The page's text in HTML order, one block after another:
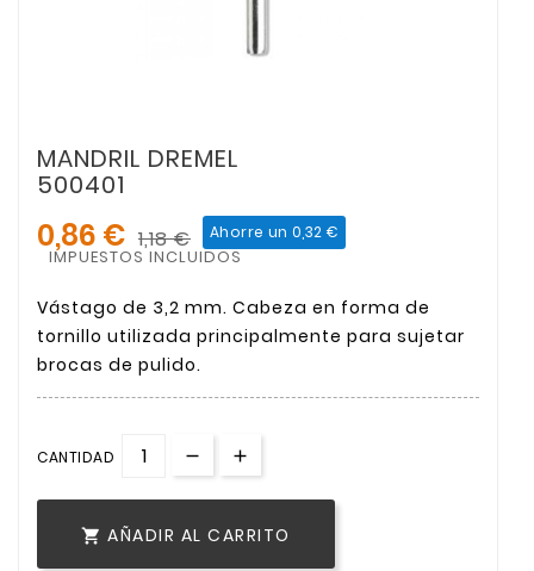
MANDRIL DREMEL
500401
0,86 € 1,18 € Ahorre un 0,32 €
IMPUESTOS INCLUIDOS
Vástago de 3,2 mm. Cabeza en forma de
tornillo utilizada principalmente para sujetar
brocas de pulido.
CANTIDAD
 AÑADIR AL CARRITO